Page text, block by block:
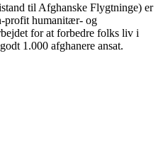
til Afghanske Flygtninge) er
profit humanitær- og
for at forbedre folks liv i
1.000 afghanere ansat.